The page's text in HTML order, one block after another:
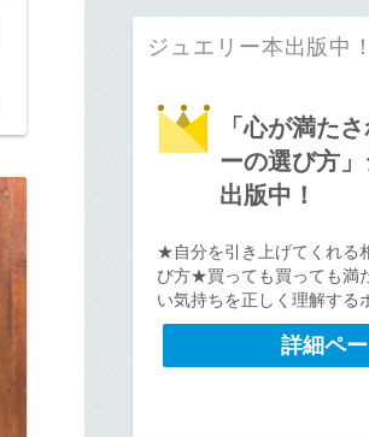
ジュエリー本出版中
「心が満た
ーの選び方
出版中！
★自分を引き上げてくれる
び方★買っても買っても満
い気持ちを正しく理解する
詳細ペ